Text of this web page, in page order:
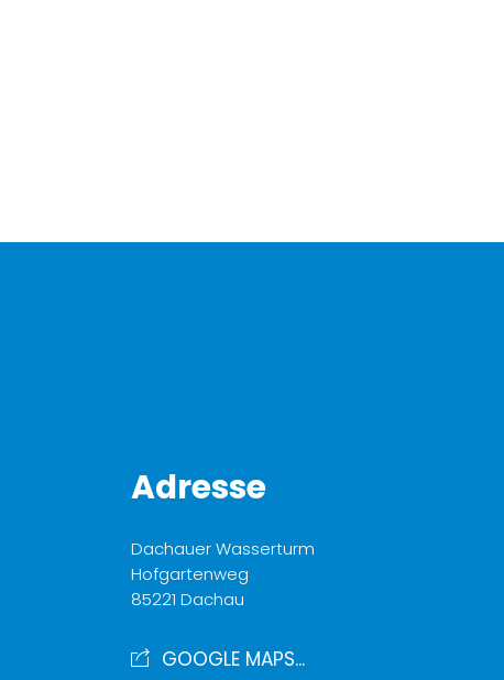
Adresse
Dachauer Wasserturm
Hofgartenweg
85221 Dachau
GOOGLE MAPS...